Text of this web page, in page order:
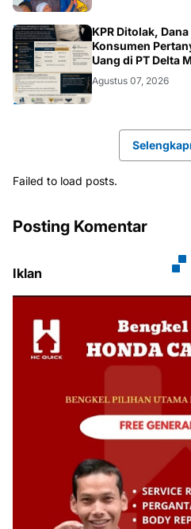
HUKUM.DAERAH
KPR Ditolak,
Konsumen
Uang di PT Delta
Agustus 07, 2026
Failed to load posts.
Posting Komentar
Iklan